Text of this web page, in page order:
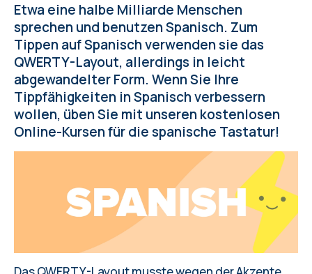
Etwa eine halbe Milliarde Menschen
sprechen und benutzen Spanisch. Zum
Tippen auf Spanisch verwenden sie das
QWERTY-Layout, allerdings in leicht
abgewandelter Form. Wenn Sie Ihre
Tippfähigkeiten in Spanisch verbessern
wollen, üben Sie mit unseren kostenlosen
Online-Kursen für die spanische Tastatur!